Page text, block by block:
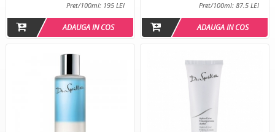
Pret/100ml: 195 LEI
ADAUGA IN COS
Pret/100ml: 87.5 LEI
ADAUGA IN COS